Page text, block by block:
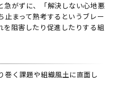
急がずに、「解決しない心地悪
止まって熟考するというブレー
を阻害したり促進したりする組
巻く課題や組織風土に直面し